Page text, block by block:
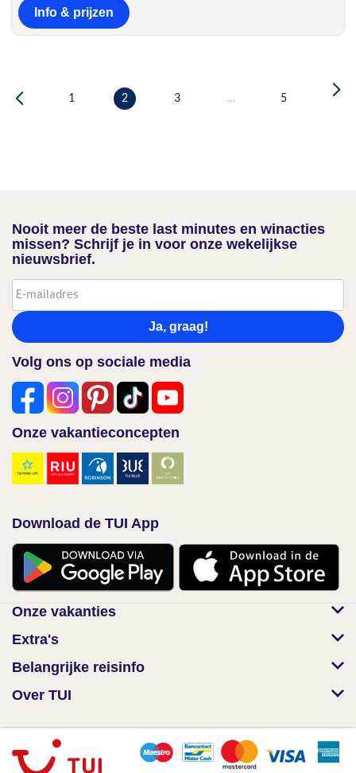
Info & prijzen
1 2 3 … 5
Nooit meer de beste last minutes en winacties
missen? Schrijf je in voor onze wekelijkse
nieuwsbrief.
Ja, graag!
Volg ons op sociale media
Onze vakantieconcepten
Download de TUI App
Onze vakanties
Extra's
Belangrijke reisinfo
Over TUI